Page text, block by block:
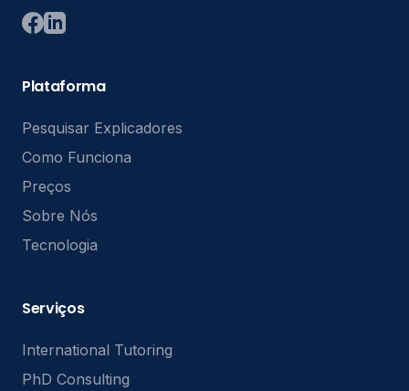
Plataforma
Pesquisar Explicadores
Como Funciona
Preços
Sobre Nós
Tecnologia
Serviços
International Tutoring
PhD Consulting